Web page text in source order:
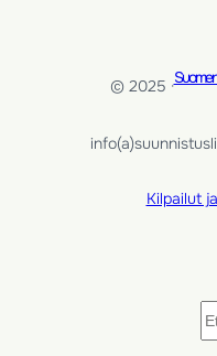
© 2025 ·
Kilpailut